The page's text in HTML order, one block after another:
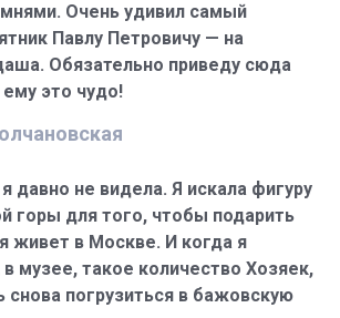
Очень удивил самый
Павлу Петровичу — на
Обязательно приведу сюда
это чудо!
давно не видела. Я искала фигуру
горы для того, чтобы подарить
живет в Москве. И когда я
музее, такое количество Хозяек,
снова погрузиться в бажовскую